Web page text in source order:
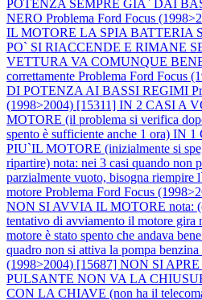
POTENZA SEMPRE GIA` DAI
NERO Problema Ford Focus
IL MOTORE LA SPIA BATTERIA
PO` SI RIACCENDE E RIMANE
VETTURA VA COMUNQUE BENE
correttamente Problema Ford Focus
DI POTENZA AI BASSI REGIMI
(1998>2004) [15311] IN 2 CASI A
MOTORE (il problema si verifica
spento è sufficiente anche 1 ora) IN
PIU`IL MOTORE (inizialmente si
ripartire) nota: nei 3 casi quando non
parzialmente vuoto, bisogna riempire
motore Problema Ford Focus
NON SI AVVIA IL MOTORE nota:
tentativo di avviamento il motore gira
motore è stato spento che andava
quadro non si attiva la pompa benzina
(1998>2004) [15687] NON SI
PULSANTE NON VA LA
CON LA CHIAVE (non ha il